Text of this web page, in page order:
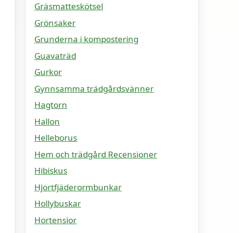
Gräsmatteskötsel
Grönsaker
Grunderna i kompostering
Guavaträd
Gurkor
Gynnsamma trädgårdsvänner
Hagtorn
Hallon
Helleborus
Hem och trädgård Recensioner
Hibiskus
Hjortfjäderormbunkar
Hollybuskar
Hortensior